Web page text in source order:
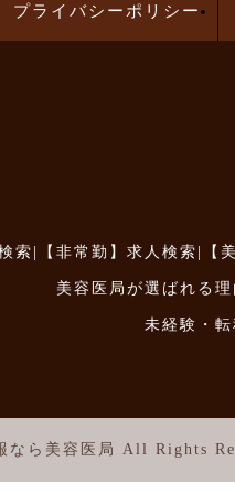
プライバシーポリシー
索 【非常勤】求人検索 【
美容医局が選ばれる
未経験・
なら美容医局 All Rights